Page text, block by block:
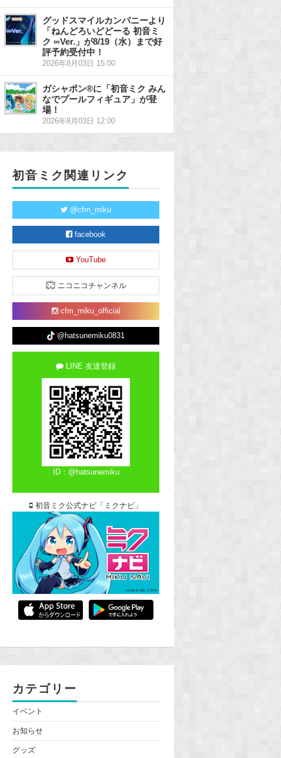
グッドスマイルカンパニーより
「ねんどろいどどーる 初音ミ
ク ∞Ver.」が8/19（水）まで好
評予約受付中！
2026年8月03日 15:00
ガシャポン®に「初音ミク みん
なでプールフィギュア」が登
場！
2026年8月03日 12:00
初音ミク関連リンク
@cfm_miku
facebook
YouTube
ニコニコチャンネル
cfm_miku_official
@hatsunemiku0831
LINE 友達登録
ID：@hatsunemiku
初音ミク公式ナビ「ミクナビ」
カテゴリー
イベント
お知らせ
グッズ